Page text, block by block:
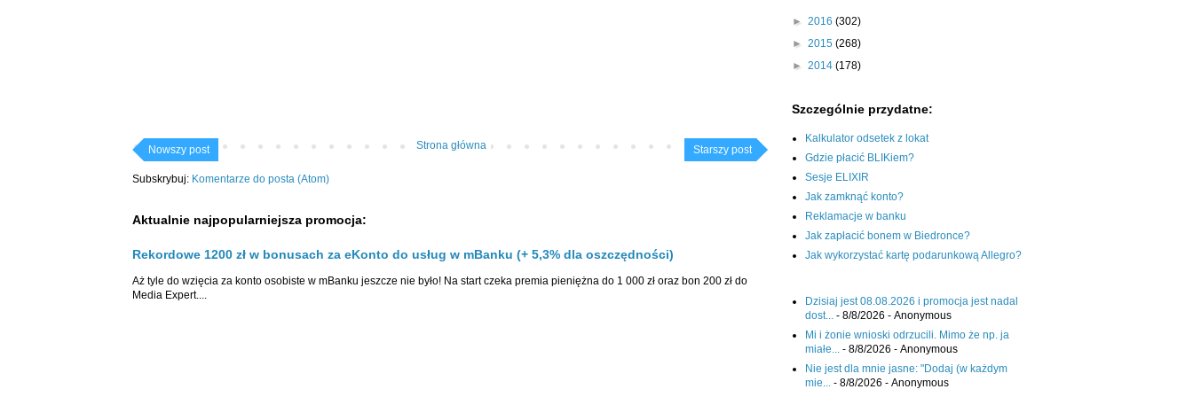
Nowszy post Starszy post
Strona główna
Subskrybuj: Komentarze do posta (Atom)
Aktualnie najpopularniejsza promocja:
Rekordowe 1200 zł w bonusach za eKonto do usług w mBanku (+ 5,3% dla oszczędności)
Aż tyle do wzięcia za konto osobiste w mBanku jeszcze nie było! Na start czeka premia pieniężna do 1 000 zł oraz bon 200 zł do
Media Expert....
► 2016 (302)
► 2015 (268)
► 2014 (178)
Szczególnie przydatne:
Kalkulator odsetek z lokat
Gdzie płacić BLIKiem?
Sesje ELIXIR
Jak zamknąć konto?
Reklamacje w banku
Jak zapłacić bonem w Biedronce?
Jak wykorzystać kartę podarunkową Allegro?
Dzisiaj jest 08.08.2026 i promocja jest nadal
dost... - 8/8/2026 - Anonymous
Mi i żonie wnioski odrzucili. Mimo że np. ja
miałe... - 8/8/2026 - Anonymous
Nie jest dla mnie jasne: "Dodaj (w każdym
mie... - 8/8/2026 - Anonymous